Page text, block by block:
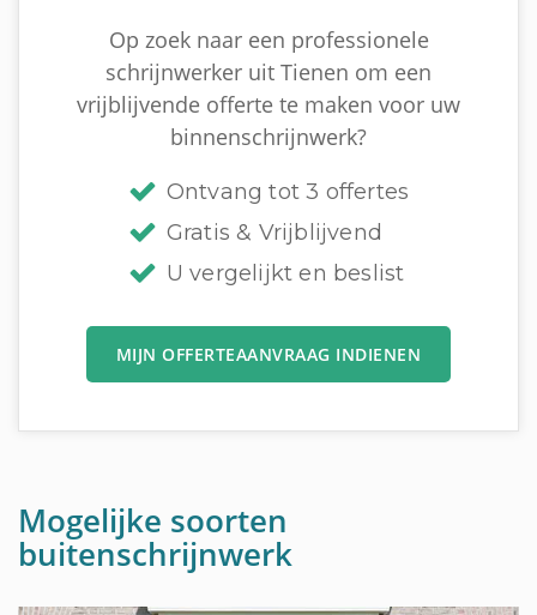
Op zoek naar een professionele
schrijnwerker uit Tienen om een
vrijblijvende offerte te maken voor uw
binnenschrijnwerk?
Ontvang tot 3 offertes
Gratis & Vrijblijvend
U vergelijkt en beslist
MIJN OFFERTEAANVRAAG INDIENEN
Mogelijke soorten
buitenschrijnwerk